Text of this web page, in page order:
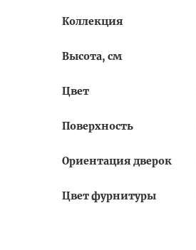
Коллекция
Высота, см
Цвет
Поверхность
Ориентация дверок
Цвет фурнитуры